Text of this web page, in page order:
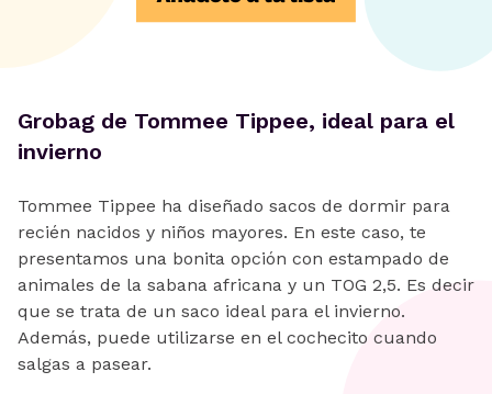
Grobag de Tommee Tippee, ideal para el
invierno
Tommee Tippee ha diseñado sacos de dormir para
recién nacidos y niños mayores. En este caso, te
presentamos una bonita opción con estampado de
animales de la sabana africana y un TOG 2,5. Es decir
que se trata de un saco ideal para el invierno.
Además, puede utilizarse en el cochecito cuando
salgas a pasear.